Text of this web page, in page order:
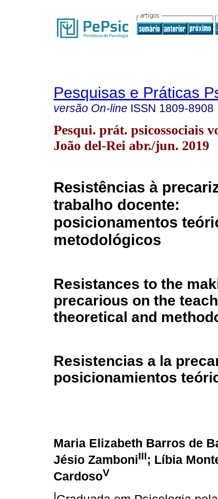
Pesquisas e Práticas
versão On-line ISSN 1809-8908
Pesqui. prát. psicossociais
João del-Rei abr./jun. 2019
Resistências à
trabalho docente:
posicionamentos
metodológicos
Resistances to the
precarious on the
theoretical and
Resistencias a la
posicionamientos
Maria Elizabeth Barros de
Jésio ZamboniIII; Líbia
CardosoV
I